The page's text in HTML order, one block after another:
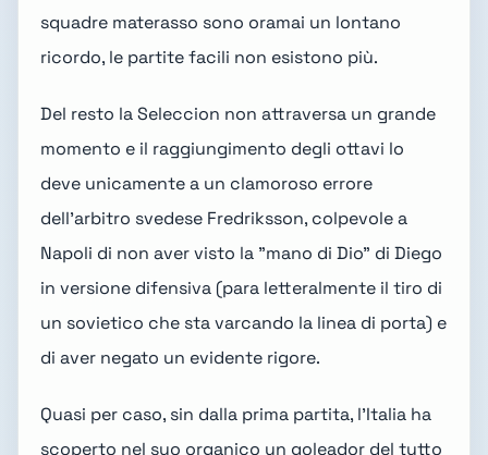
squadre materasso sono oramai un lontano
ricordo, le partite facili non esistono più.
Del resto la Seleccion non attraversa un grande
momento e il raggiungimento degli ottavi lo
deve unicamente a un clamoroso errore
dell'arbitro svedese Fredriksson, colpevole a
Napoli di non aver visto la "mano di Dio" di Diego
in versione difensiva (para letteralmente il tiro di
un sovietico che sta varcando la linea di porta) e
di aver negato un evidente rigore.
Quasi per caso, sin dalla prima partita, l'Italia ha
scoperto nel suo organico un goleador del tutto